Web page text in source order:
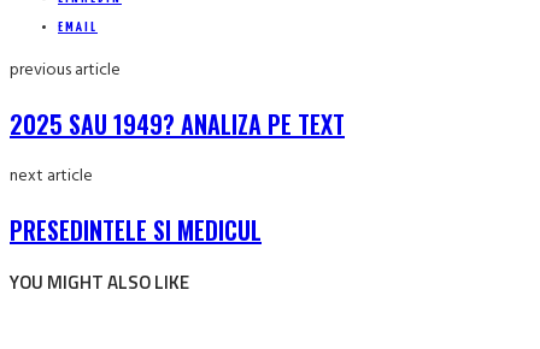
EMAIL
previous article
2025 SAU 1949? ANALIZA PE TEXT
next article
PRESEDINTELE SI MEDICUL
YOU MIGHT ALSO LIKE